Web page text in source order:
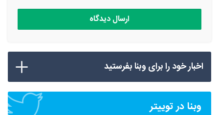
اخبار خود را برای وبنا بفرستید
وبنا در توییتر